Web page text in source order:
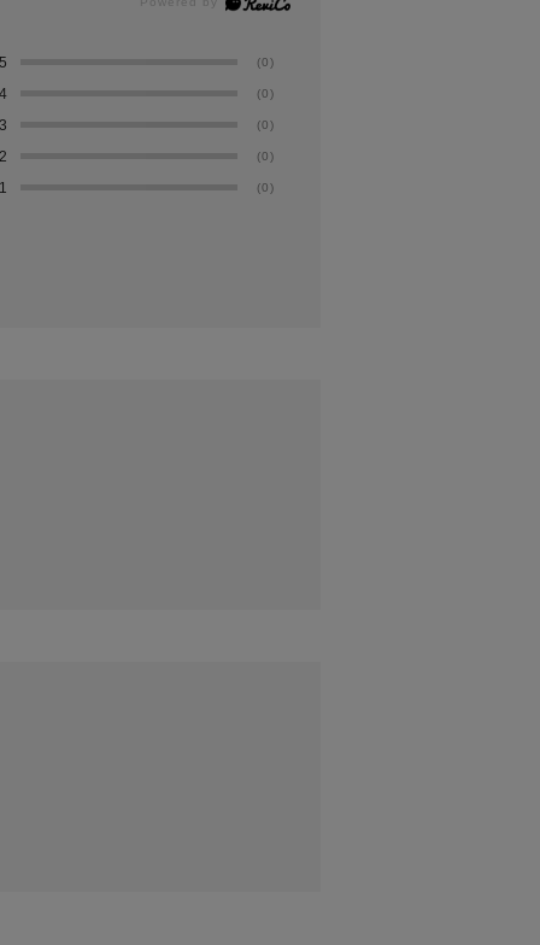
5 (0)
4 (0)
3 (0)
2 (0)
1 (0)